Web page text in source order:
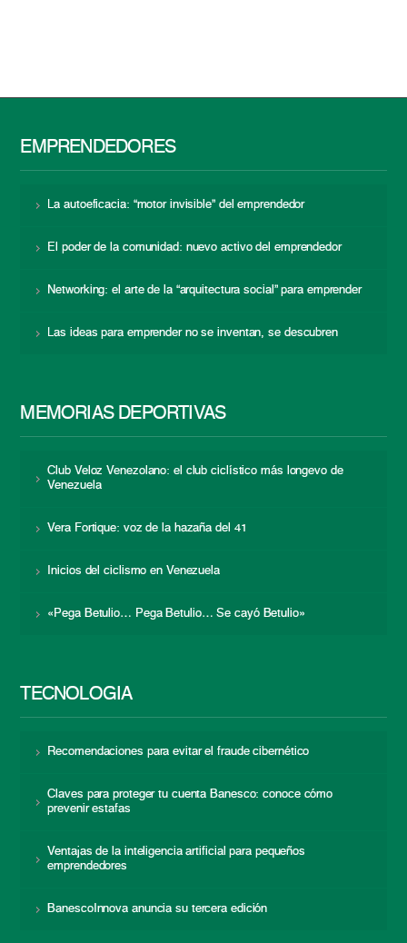
EMPRENDEDORES
La autoeficacia: “motor invisible” del emprendedor
El poder de la comunidad: nuevo activo del emprendedor
Networking: el arte de la “arquitectura social” para emprender
Las ideas para emprender no se inventan, se descubren
MEMORIAS DEPORTIVAS
Club Veloz Venezolano: el club ciclístico más longevo de
Venezuela
Vera Fortique: voz de la hazaña del 41
Inicios del ciclismo en Venezuela
«Pega Betulio… Pega Betulio… Se cayó Betulio»
TECNOLOGÍA
Recomendaciones para evitar el fraude cibernético
Claves para proteger tu cuenta Banesco: conoce cómo
prevenir estafas
Ventajas de la inteligencia artificial para pequeños
emprendedores
BanescoInnova anuncia su tercera edición